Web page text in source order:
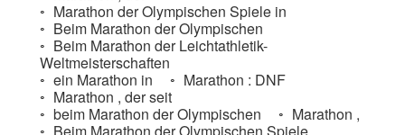
Marathon der Olympischen Spiele in
Beim Marathon der Olympischen
Beim Marathon der Leichtathletik-
Weltmeisterschaften
ein Marathon in
Marathon : DNF
Marathon , der seit
beim Marathon der Olympischen
Marathon ,